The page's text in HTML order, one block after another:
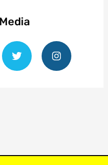
T
w
i
t
I
n
s
t